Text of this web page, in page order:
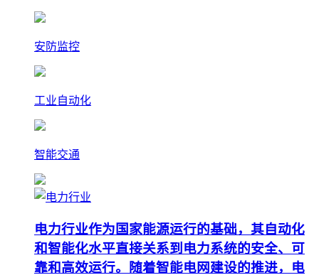
安防监控
工业自动化
智能交通
电力行业作为国家能源运行的基础，其自动化
和智能化水平直接关系到电力系统的安全、可
靠和高效运行。随着智能电网建设的推进，电